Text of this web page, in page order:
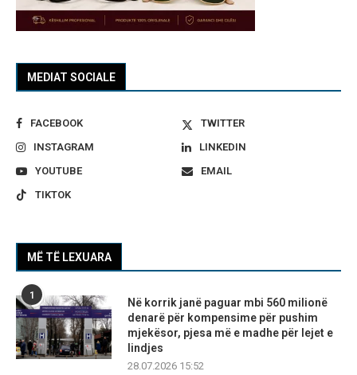
MEDIAT SOCIALE
FACEBOOK
TWITTER
INSTAGRAM
LINKEDIN
YOUTUBE
EMAIL
TIKTOK
MË TË LEXUARA
1
Në korrik janë paguar mbi 560 milionë
denarë për kompensime për pushim
mjekësor, pjesa më e madhe për lejet e
lindjes
28.07.2026 15:52